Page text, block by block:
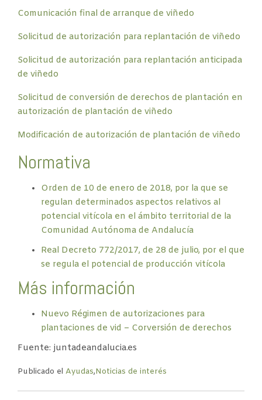
Comunicación final de arranque de viñedo
Solicitud de autorización para replantación de viñedo
Solicitud de autorización para replantación anticipada
de viñedo
Solicitud de conversión de derechos de plantación en
autorización de plantación de viñedo
Modificación de autorización de plantación de viñedo
Normativa
Orden de 10 de enero de 2018, por la que se
regulan determinados aspectos relativos al
potencial vitícola en el ámbito territorial de la
Comunidad Autónoma de Andalucía
Real Decreto 772/2017, de 28 de julio, por el que
se regula el potencial de producción vitícola
Más información
Nuevo Régimen de autorizaciones para
plantaciones de vid – Corversión de derechos
Fuente: juntadeandalucia.es
Publicado el Ayudas,Noticias de interés